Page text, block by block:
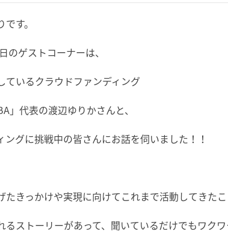
す。
のゲストコーナーは、
ているクラウドファンディング
」代表の渡辺ゆりかさんと、
グに挑戦中の皆さんにお話を伺いました！！
きっかけや実現に向けてこれまで活動してきたこ
ストーリーがあって、聞いているだけでもワクワ